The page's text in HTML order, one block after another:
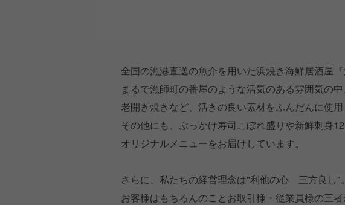
全国の漁港直送の魚介を用いた浜焼き海鮮居酒屋『
まるで漁師町の番屋のような活気のある雰囲気の
老開き焼きなど、活きの良い素材をふんだんに使用
その他にも、ぶっかけ寿司こぼれ盛りや新鮮刺身
オリジナルメニューをお届けしています。
さらに、私たちの経営理念は"利他の心 三方良し"。
お客様はもちろんのことお取引様・従業員様の三